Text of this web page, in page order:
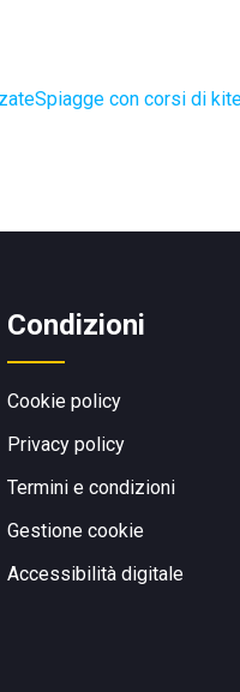
Spiagge con corsi di
Condizioni
Cookie policy
Privacy policy
Termini e condizioni
Gestione cookie
Accessibilità digitale